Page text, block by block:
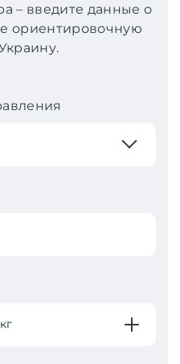
– введите данные о
ориентировочную
кг